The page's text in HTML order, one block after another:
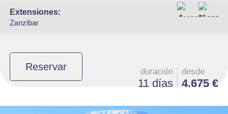
extensiones:
Zanzibar
Reservar duración
11 días
desde
4.675 €